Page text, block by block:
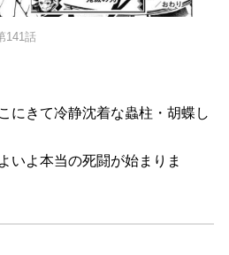
141話
にきて冷静沈着な蟲柱・胡蝶し
いよ本当の死闘が始まりま